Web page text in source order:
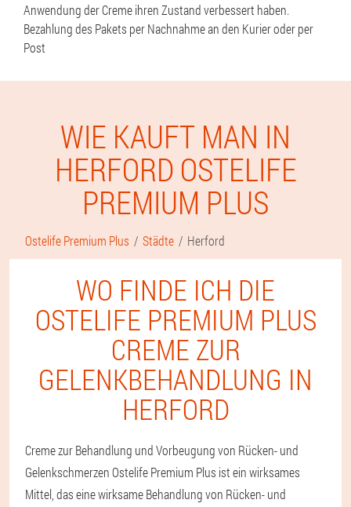
Anwendung der Creme ihren Zustand verbessert haben.
Bezahlung des Pakets per Nachnahme an den Kurier oder per
Post
WIE KAUFT MAN IN
HERFORD OSTELIFE
PREMIUM PLUS
Ostelife Premium Plus Städte Herford
WO FINDE ICH DIE
OSTELIFE PREMIUM PLUS
CREME ZUR
GELENKBEHANDLUNG IN
HERFORD
Creme zur Behandlung und Vorbeugung von Rücken- und
Gelenkschmerzen Ostelife Premium Plus ist ein wirksames
Mittel, das eine wirksame Behandlung von Rücken- und